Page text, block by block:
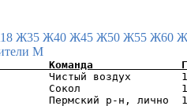
Ж35 Ж40 Ж45 Ж50 Ж55 Ж60
М
Чистый воздух
Сокол
Пермский р-н,